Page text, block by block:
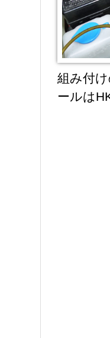
組み付
ールは